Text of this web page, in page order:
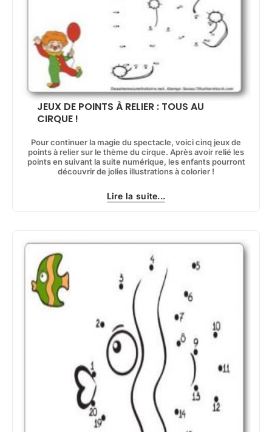
JEUX DE POINTS À RELIER : TOUS AU
CIRQUE !
Pour continuer la magie du spectacle, voici cinq jeux de
points à relier sur le thème du cirque. Après avoir relié les
points en suivant la suite numérique, les enfants pourront
découvrir de jolies illustrations à colorier !
Lire la suite...